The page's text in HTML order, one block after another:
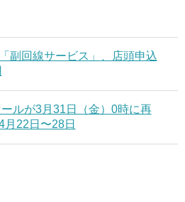
副回線サービス」、店頭申込
ルが3月31日（金）0時に再
月22日〜28日